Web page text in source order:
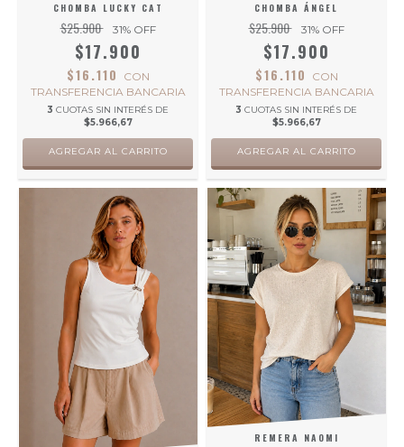
CHOMBA LUCKY CAT
$25.900 31% OFF
$17.900
$16.110
CON
TRANSFERENCIA BANCARIA
3 CUOTAS SIN INTERÉS DE
$5.966,67
AGREGAR AL CARRITO
CHOMBA ÁNGEL
$25.900 31% OFF
$17.900
$16.110
CON
TRANSFERENCIA BANCARIA
3 CUOTAS SIN INTERÉS DE
$5.966,67
AGREGAR AL CARRITO
REMERA NAOMI